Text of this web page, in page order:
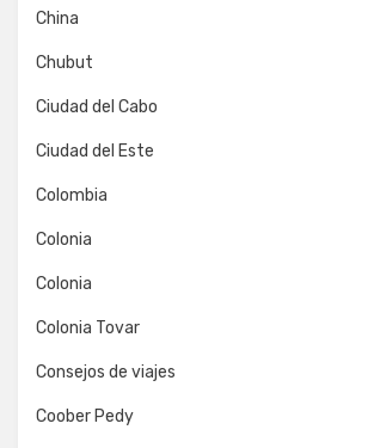
China
Chubut
Ciudad del Cabo
Ciudad del Este
Colombia
Colonia
Colonia
Colonia Tovar
Consejos de viajes
Coober Pedy